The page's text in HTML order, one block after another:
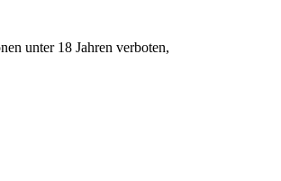
unter 18 Jahren verboten,